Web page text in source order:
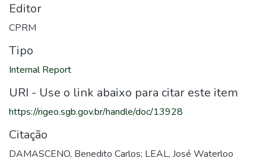
Editor
CPRM
Tipo
Internal Report
URI - Use o link abaixo para citar este item
https://rigeo.sgb.gov.br/handle/doc/13928
Citação
DAMASCENO, Benedito Carlos; LEAL, José Waterloo